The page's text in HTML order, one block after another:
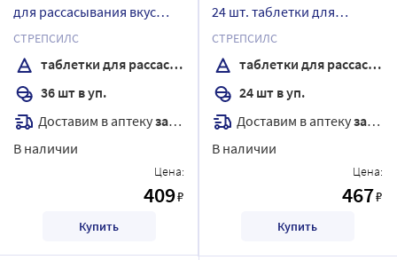
для рассасывания вкус
лимон
СТРЕПСИЛС
таблетки для рассасывания
36 шт в уп.
Доставим в аптекузавтра
В наличии
Цена:
409₽
Купить
24 шт. таблетки для
рассасывания вкус
апельсин
СТРЕПСИЛС
таблетки для рассасывания
24 шт в уп.
Доставим в аптекузавтра
В наличии
Цена:
467₽
Купить